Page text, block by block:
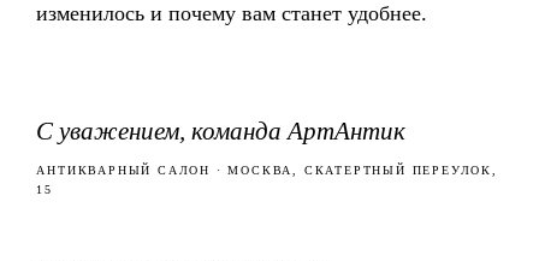
изменилось и почему вам станет удобнее.
С уважением, команда АртАнтик
АНТИКВАРНЫЙ САЛОН · МОСКВА, СКАТЕРТНЫЙ ПЕРЕУЛОК,
15